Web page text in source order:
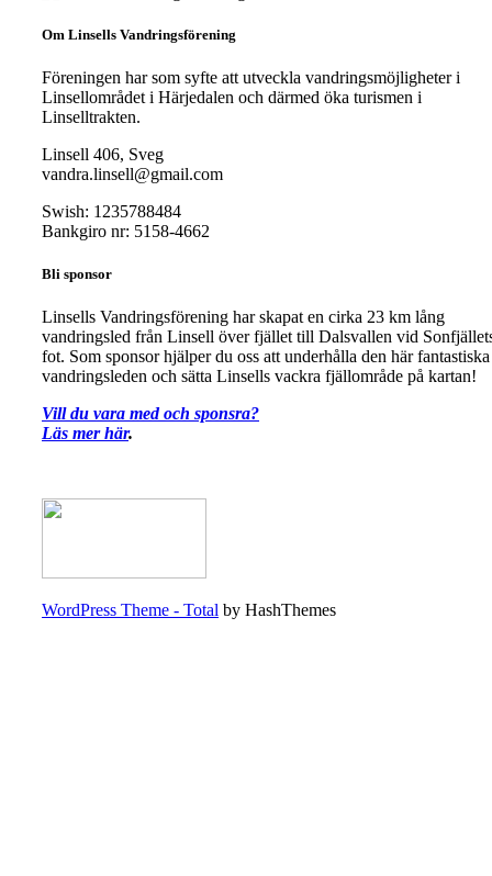
Om Linsells Vandringsförening
Föreningen har som syfte att utveckla vandringsmöjligheter i
Linsellområdet i Härjedalen och därmed öka turismen i
Linselltrakten.
Linsell 406, Sveg
vandra.linsell@gmail.com
Swish: 1235788484
Bankgiro nr: 5158-4662
Bli sponsor
Linsells Vandringsförening har skapat en cirka 23 km lång
vandringsled från Linsell över fjället till Dalsvallen vid
fot. Som sponsor hjälper du oss att underhålla den här fantastiska
vandringsleden och sätta Linsells vackra fjällområde på kartan!
Vill du vara med och sponsra?
Läs mer här.
WordPress Theme - Total by HashThemes